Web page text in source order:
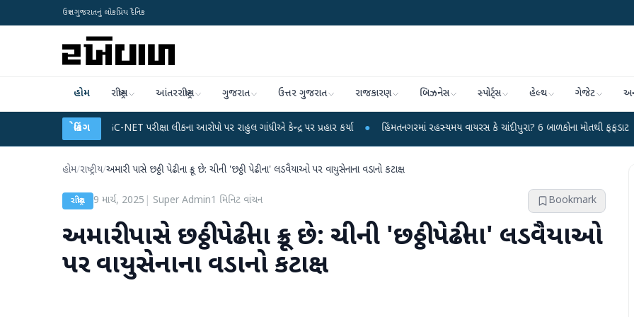
ઉત્તર ગુજરાતનું લોકપ્રિય દૈનિક
હોમ રાષ્ટ્રીય આંતરરાષ્ટ્રીય ગુજરાત ઉત્તર ગુજરાત રાજકારણ બિઝનેસ સ્પોર્ટ્સ હેલ્થ ગેજેટ
બ્રેકિંગ
UGC-NET પરીક્ષા લીકના આરોપો પર રાહુલ ગાંધીએ કેન્દ્ર પર પ્રહાર કર્યા ● હિંમતનગરમાં રહસ્યમય વાયરસ કે ચાંદીપુરા? 6 બાળકોના મોતથી ફફડાટ ● હવામાન
હોમ/રાષ્ટ્રીય/અમારી પાસે છઠ્ઠી પેઢીના ક્રૂ છે: ચીની 'છઠ્ઠી પેઢીના' લડવૈયાઓ પર વાયુસેનાના વડાનો કટાક્ષ
રાષ્ટ્રીય 9 માર્ચ, 2025 Super Admin1 મિનિટ વાંચન Bookmark
અમારી પાસે છઠ્ઠી પેઢીના ક્રૂ છે: ચીની 'છઠ્ઠી પેઢીના' લડવૈયાઓ
પર વાયુસેનાના વડાનો કટાક્ષ